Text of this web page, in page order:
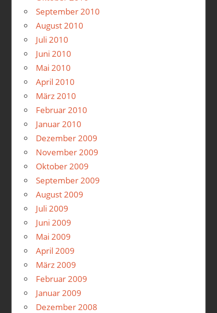
September 2010
August 2010
Juli 2010
Juni 2010
Mai 2010
April 2010
März 2010
Februar 2010
Januar 2010
Dezember 2009
November 2009
Oktober 2009
September 2009
August 2009
Juli 2009
Juni 2009
Mai 2009
April 2009
März 2009
Februar 2009
Januar 2009
Dezember 2008